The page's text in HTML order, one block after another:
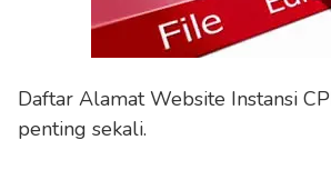
Daftar Alamat Website Instansi
penting sekali.